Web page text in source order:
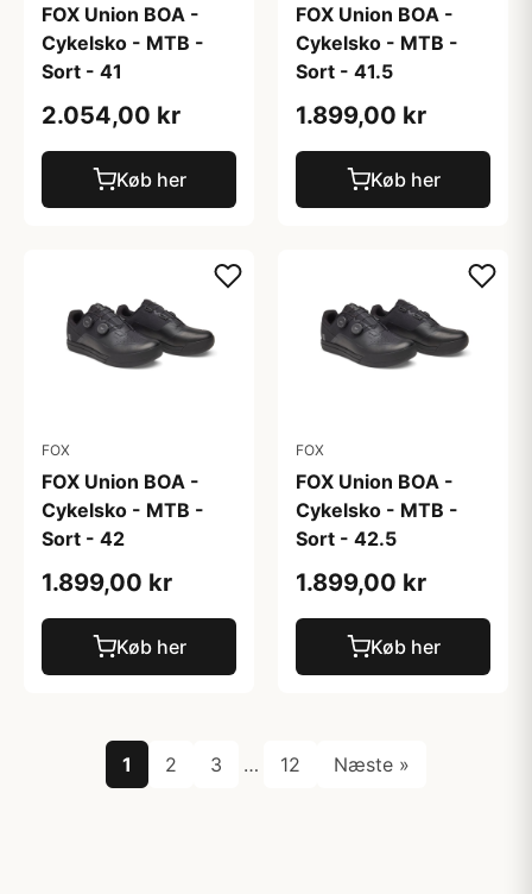
FOX Union BOA -
Cykelsko - MTB -
Sort - 41
2.054,00 kr
Køb her
FOX Union BOA -
Cykelsko - MTB -
Sort - 41.5
1.899,00 kr
Køb her
FOX
FOX Union BOA -
Cykelsko - MTB -
Sort - 42
1.899,00 kr
Køb her
FOX
FOX Union BOA -
Cykelsko - MTB -
Sort - 42.5
1.899,00 kr
Køb her
1 2 3 … 12 Næste »